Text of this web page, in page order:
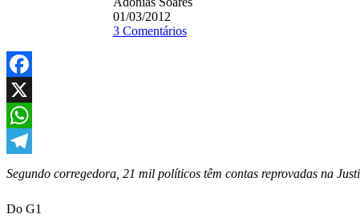
01/03/2012
3 Comentários
Facebook
X
WhatsApp
Telegram
Segundo corregedora, 21 mil políticos têm contas reprovadas na
Do G1